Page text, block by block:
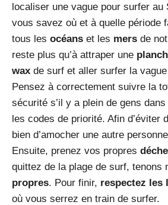
localiser une vague pour surfer au
vous savez où et à quelle période
tous les océans et les mers de
reste plus qu’à attraper une
wax de surf et aller surfer la
Pensez à correctement suivre la
sécurité s’il y a plein de gens
les codes de priorité. Afin d’éviter
bien d’amocher une autre
Ensuite, prenez vos propres
quittez de la plage de surf, tenons
propres. Pour finir, respectez les
où vous serrez en train de surfer.